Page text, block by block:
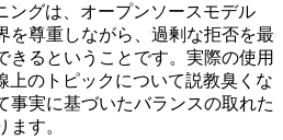
ングは、オープンソースモデル
を尊重しながら、過剰な拒否を最
きるということです。実際の使用
上のトピックについて説教臭くな
事実に基づいたバランスの取れた
す。